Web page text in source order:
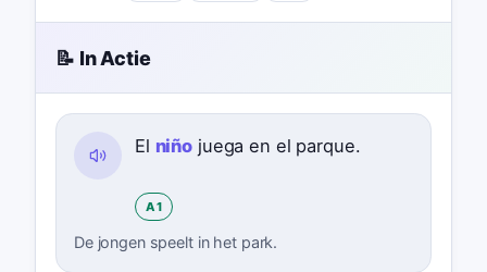
📝 In Actie
El niño juega en el parque.
A1
De jongen speelt in het park.